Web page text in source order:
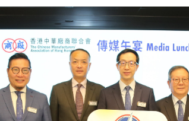
片勒索人夫260萬罪成 法官指被告為報
年會組別會議 港準備就緒支持亞行工
假日就施工？官方回應
廠商會推出「企業出海策劃師」服
圳：先進過紐約 厲害過日本